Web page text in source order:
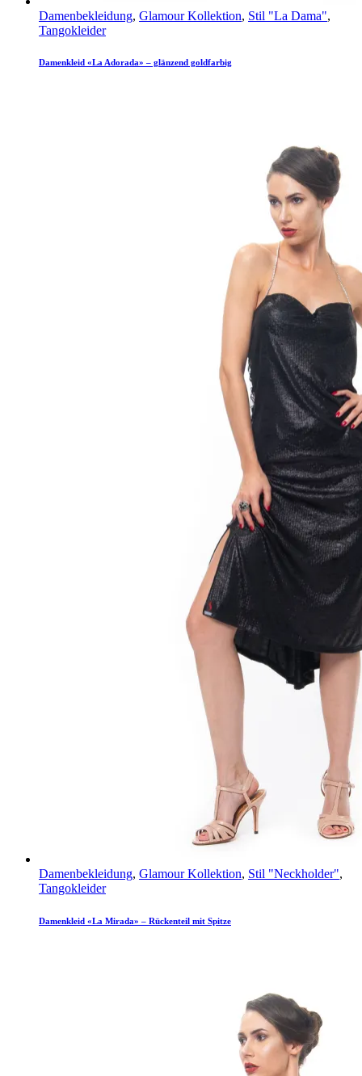
Damenbekleidung, Glamour Kollektion, Stil "La Dama",
Tangokleider
Damenkleid «La Adorada» – glänzend goldfarbig
Damenbekleidung, Glamour Kollektion, Stil "Neckholder",
Tangokleider
Damenkleid «La Mirada» – Rückenteil mit Spitze